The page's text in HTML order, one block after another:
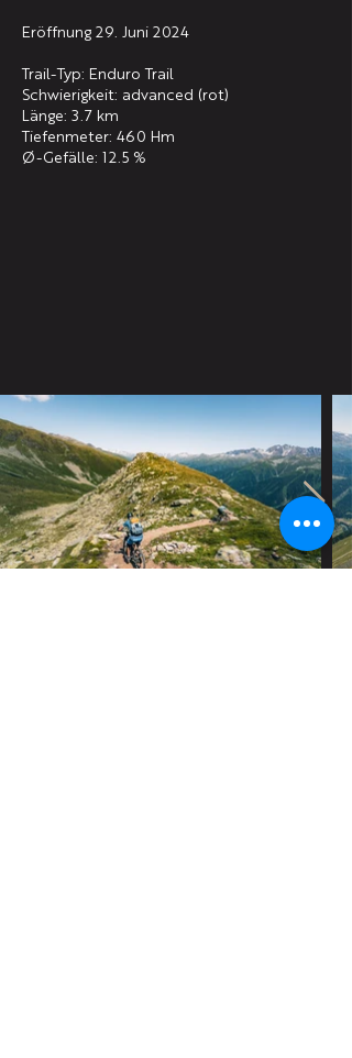
Eröffnung 29. Juni 2024
Trail-Typ: Enduro Trail
Schwierigkeit: advanced (rot)
Länge: 3.7 km
Tiefenmeter: 460 Hm
Ø-Gefälle: 12.5 %